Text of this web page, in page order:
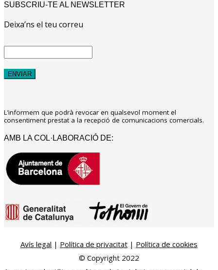
SUBSCRIU-TE AL NEWSLETTER
Deixa’ns el teu correu
L’informem que podrà revocar en qualsevol moment el
consentiment prestat a la recepció de comunicacions comercials.
AMB LA COL·LABORACIÓ DE:
Avís legal | Política de privacitat | Política de cookies
© Copyright 2022